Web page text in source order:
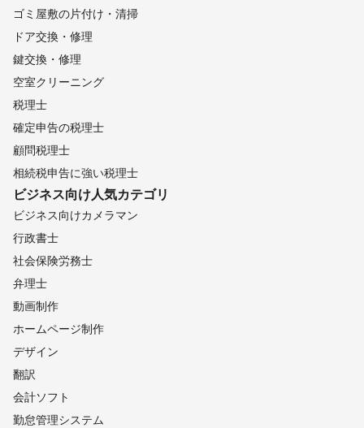
ゴミ屋敷の片付け・清掃
ドア交換・修理
鍵交換・修理
空室クリーニング
税理士
確定申告の税理士
顧問税理士
相続税申告に強い税理士
ビジネス向け人気カテゴリ
ビジネス向けカメラマン
行政書士
社会保険労務士
弁理士
動画制作
ホームページ制作
デザイン
翻訳
会計ソフト
勤怠管理システム